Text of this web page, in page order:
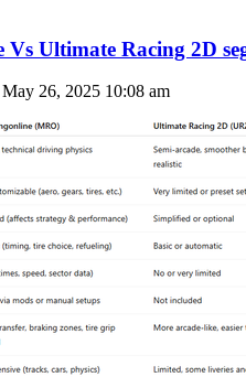
Ultimate Racing 2D
26, 2025 10:08 am